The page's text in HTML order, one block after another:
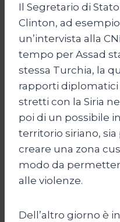
Il Segretario di
Clinton, ad
un’intervista alla
tempo per Assad
stessa Turchia, la
rapporti
stretti con la Siria
poi di un possibile
territorio siriano,
creare una zona
modo da
alle violenze.
Dell’altro giorno è